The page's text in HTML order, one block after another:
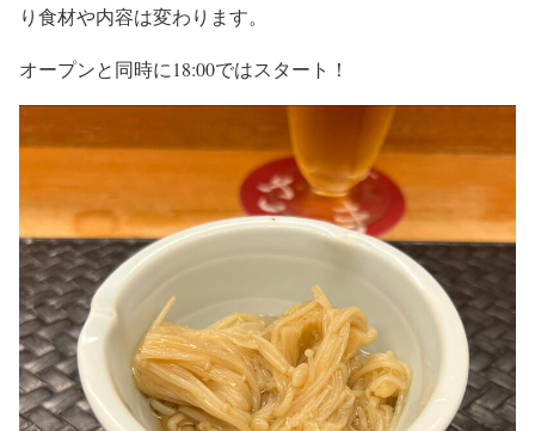
り食材や内容は変わります。
オープンと同時に18:00ではスタート！